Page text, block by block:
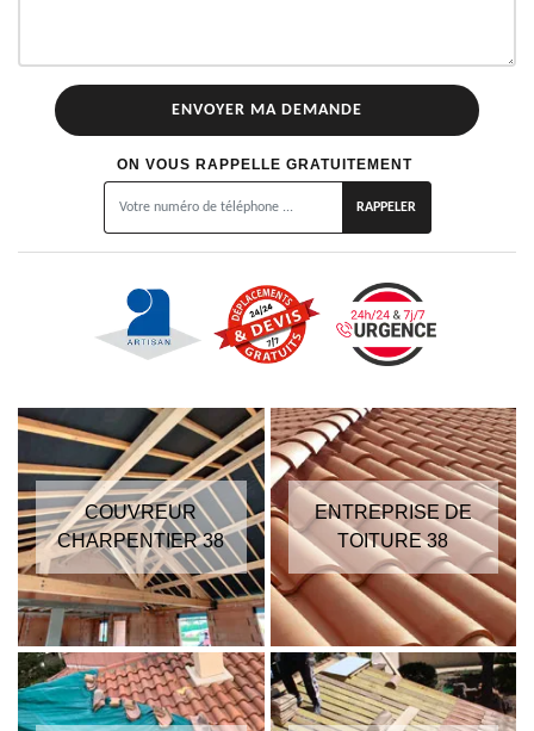
ON VOUS RAPPELLE GRATUITEMENT
COUVREUR
CHARPENTIER 38
ENTREPRISE DE
TOITURE 38